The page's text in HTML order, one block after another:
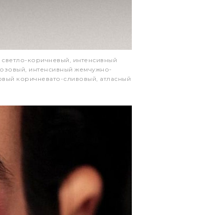
светло-коричневый, интенсивный
интенсивный жемчужно-
коричневато-сливовый, атласный